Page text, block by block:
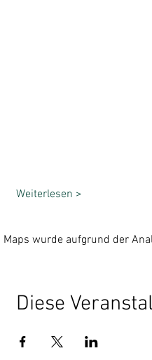
Weiterlesen >
Maps wurde aufgrund der
Diese